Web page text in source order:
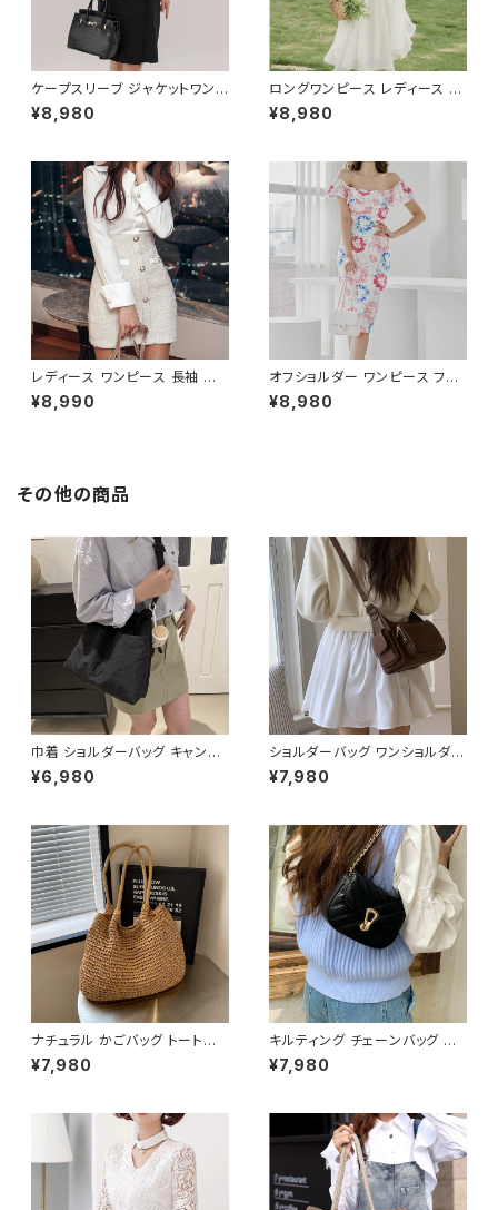
XL 10代 20代 30代 40代 C-
WAW1079
ケープスリーブ ジャケットワンピ
ース ベルト付き ワンピース レデ
ィース 長袖 襟付き タイト スー
ート 二次会 結婚式 春 夏 秋 冬
お呼ばれ ブラック ベージュ お
しゃれ 高見え 20代 30代 40代
フォーマル 体型カバー 人気 トレ
ンド C-OSS0136
¥8,980
ロングワンピース レディース シ
フォン フリル ハイネック ノース
リーブ フレア Aライン エレガン
秋 冬 お呼ばれ デート 食事会
フォーマル リゾート パーティー
人気 大人可愛い ホワイト C-O
¥8,980
レディース ワンピース 長袖 シャ
ツワンピース ツイード切替 ミニ
ワンピース 上品 フォーマル ホ
冬 着痩せ効果 きちんと見え カ
¥8,990
オフショルダー ワンピース フラ
ワー柄 タイトワンピース ドレス
花柄ワンピ 春夏 エレガント 大
¥8,980
その他の商品
巾着 ショルダーバッグ キャンバ
ス 肩掛けバッグ レディース バッ
グ 大容量 軽量 ナチュラル カジ
K-B0227
¥6,980
ショルダーバッグ ワンショルダー
バッグ レディース バッグ 肩掛け
斜めがけ クロスボディ おしゃれ
夏コーデ K-B0212
¥7,980
ナチュラル かごバッグ トートバッ
グ ショルダーバッグ レディース
バッグ 軽量 編み 大容量 夏 韓
春夏 おしゃれ 人気 2色展開 K-
B0233
¥7,980
キルティング チェーンバッグ シ
ョルダーバッグ 斜めがけバッグ
レディース 韓国風 小さめ バッ
¥7,980